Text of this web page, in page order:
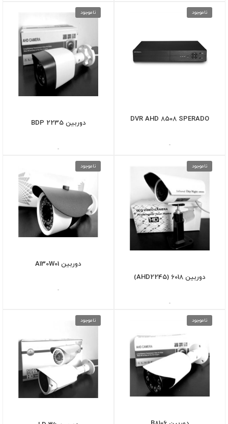
ناموجود
DVR AHD 8508 SPERADO
-
ناموجود
دوربین BDP 2235
-
ناموجود
دوربین 6018 (AHD2245)
-
ناموجود
دوربین A130W01
-
ناموجود ناموجود